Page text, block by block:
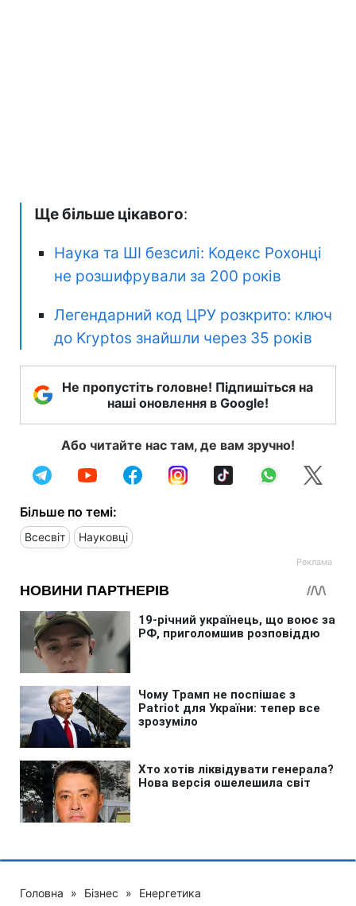
Ще більше цікавого:
Наука та ШІ безсилі: Кодекс Рохонці
не розшифрували за 200 років
Легендарний код ЦРУ розкрито: ключ
до Kryptos знайшли через 35 років
Не пропустіть головне! Підпишіться на
наші оновлення в Google!
Або читайте нас там, де вам зручно!
Більше по темі:
Всесвіт Науковці
Головна » Бізнес » Енергетика